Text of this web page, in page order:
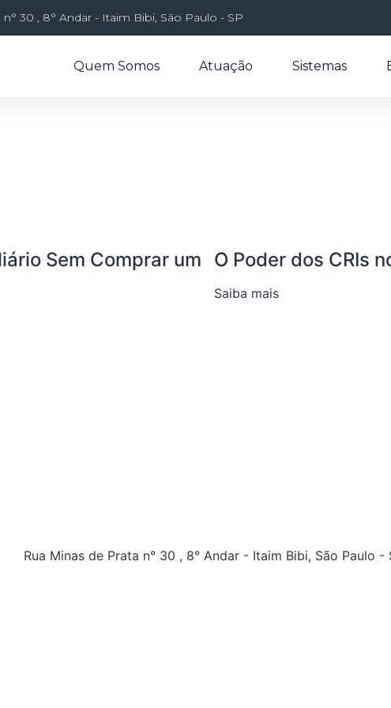
n° 30 , 8° Andar - Itaim Bibi, São Paulo - SP
Quem Somos Atuação Sistemas
Sem Comprar um
O Poder dos CRIs
Saiba mais
Rua Minas de Prata n° 30 , 8° Andar - Itaim Bibi, São Paulo -